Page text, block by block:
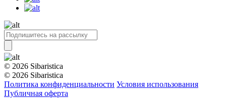
© 2026 Sibaristica
© 2026 Sibaristica
Политика конфиденциальности Условия использования
Публичная оферта